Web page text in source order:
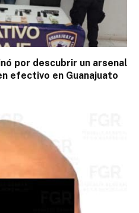
por descubrir un arsenal
efectivo en Guanajuato